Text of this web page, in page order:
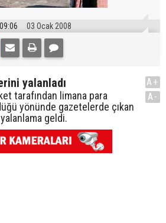
09:06 03 Ocak 2008
yalanladı
tarafından limana para
yönünde gazetelerde çıkan
geldi.
A+
A-